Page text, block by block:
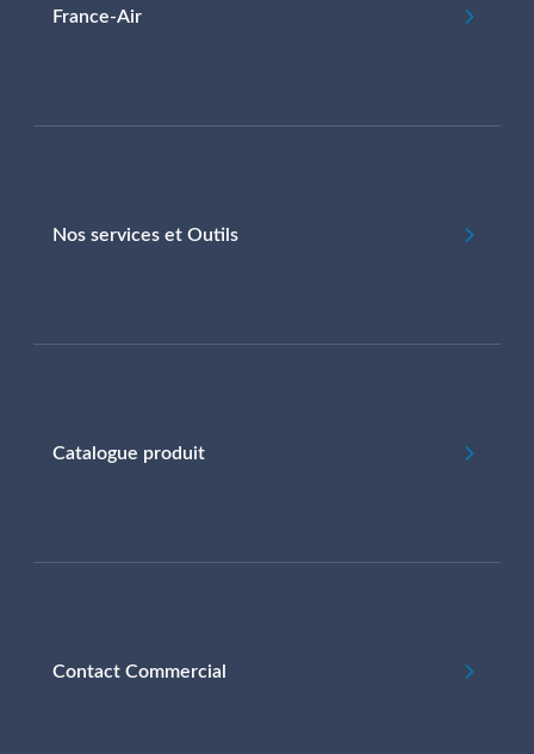
France-Air
Nos services et Outils
Catalogue produit
Contact Commercial